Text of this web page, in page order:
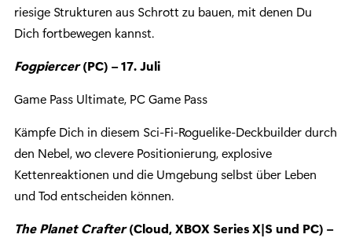
riesige Strukturen aus Schrott zu bauen, mit denen Du
Dich fortbewegen kannst.
Fogpiercer(PC) – 17. Juli
Game Pass Ultimate, PC Game Pass
Kämpfe Dich in diesem Sci-Fi-Roguelike-Deckbuilder durch
den Nebel, wo clevere Positionierung, explosive
Kettenreaktionen und die Umgebung selbst über Leben
und Tod entscheiden können.
The Planet Crafter(Cloud, XBOX Series X|S und PC) –